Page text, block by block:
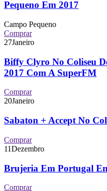
Pequeno Em 2017
Campo Pequeno
Comprar
27Janeiro
Biffy Clyro No Coliseu
2017 Com A SuperFM
Comprar
20Janeiro
Sabaton + Accept No
Comprar
11Dezembro
Brujeria Em Portugal
Comprar